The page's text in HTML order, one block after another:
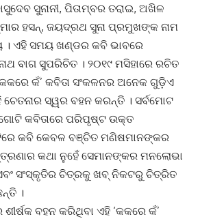
ସୁନାନୀ, ପିତାମ୍ବର ତରାଇ, ଅଖିଳ
ହସନ୍‌, ଜୟଦ୍ରଥ ସୁନା ପ୍ରମୁଖଙ୍କ ନାମ
। ଏହି ସମୟ ଖଣ୍ଡର କବି ଭାବରେ
ବାଗ ସୁପରିଚିତ । ୨୦୧୯ ମସିହାରେ ରଚିତ
କଁ’ କବିତା ସଂକଳନର ଅନେକ ଗୁଡ଼ିଏ
ଚେତନାର ସ୍ୱର ବହନ କରନ୍ତି । ସର୍ବମୋଟ
କବିତାରେ ପରିପୃଷ୍ଟ ଉକ୍ତ
କବି କେବଳ ବଞ୍ଚିତ ମଣିଷମାନଙ୍କର
କଥା ନୁହେଁ ସେମାନଙ୍କର ମନଲୋଭା
ସଂସ୍କୃତିର ଚିତ୍ରକୁ ଖବ୍ ନିକଟରୁ ଚିତ୍ରିତ
।
ବହନ କରିଥିବା ଏହି ‘କକରେ କଁ’